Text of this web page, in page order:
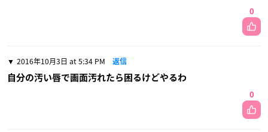
0
2016年10月3日 at 5:34 PM 返信
自分の汚い唇で画面汚れたら困るけどやるわ
0